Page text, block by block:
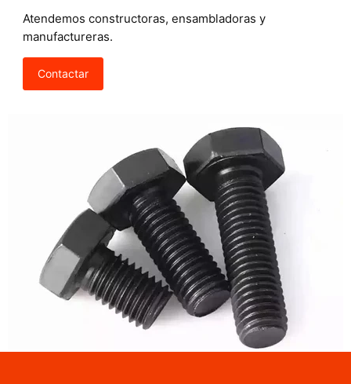
Atendemos constructoras, ensambladoras y
manufactureras.
Contactar